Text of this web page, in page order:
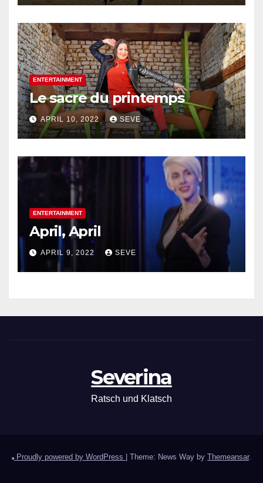
ENTERTAINMENT
Le sacre du printemps
APRIL 10, 2022 SEVE
ENTERTAINMENT
April, April
APRIL 9, 2022 SEVE
Severina
Ratsch und Klatsch
Proudly powered by WordPress Theme: News Way by Themeansar.